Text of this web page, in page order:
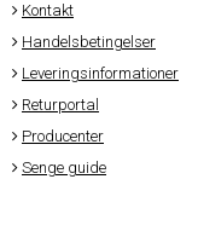
Kontakt
Handelsbetingelser
Leveringsinformationer
Returportal
Producenter
Senge guide